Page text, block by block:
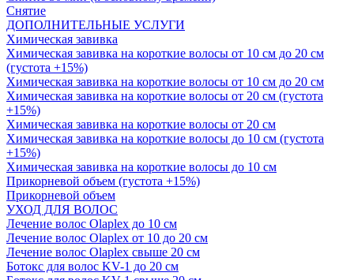
Снятие
ДОПОЛНИТЕЛЬНЫЕ УСЛУГИ
Химическая завивка
Химическая завивка на короткие волосы от 10 см до 20 см
(густота +15%)
Химическая завивка на короткие волосы от 10 см до 20 см
Химическая завивка на короткие волосы от 20 см (густота
+15%)
Химическая завивка на короткие волосы от 20 см
Химическая завивка на короткие волосы до 10 см (густота
+15%)
Химическая завивка на короткие волосы до 10 см
Прикорневой объем (густота +15%)
Прикорневой объем
УХОД ДЛЯ ВОЛОС
Лечение волос Olapleх до 10 см
Лечение волос Olapleх от 10 до 20 см
Лечение волос Olapleх свыше 20 см
Ботокс для волос KV-1 до 20 см